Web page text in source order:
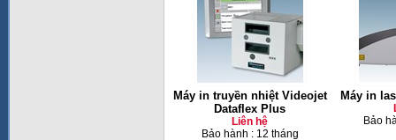
Máy in truyền nhiệt Videojet
Dataflex Plus
Liên hệ
Bảo hành : 12 tháng
Máy in
Bảo